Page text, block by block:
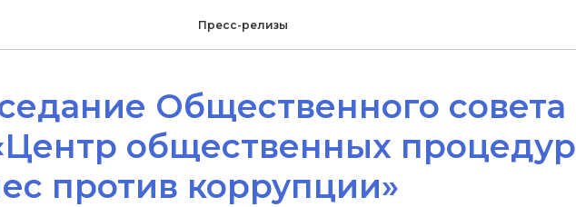
Пресс-релизы
Общественного совета
общественных процедур
против коррупции»